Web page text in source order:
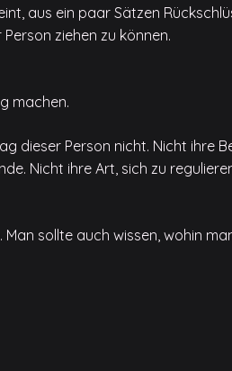
aus ein paar Sätzen
ziehen zu können.
machen.
dieser Person nicht. Nicht ihre
Nicht ihre Art, sich zu
sollte auch wissen, wohin